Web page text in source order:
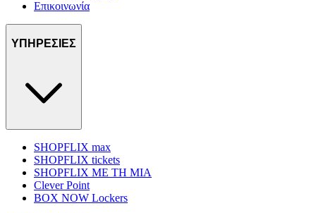
Επικοινωνία
ΥΠΗΡΕΣΙΕΣ
SHOPFLIX max
SHOPFLIX tickets
SHOPFLIX ΜΕ ΤΗ ΜΙΑ
Clever Point
BOX NOW Lockers